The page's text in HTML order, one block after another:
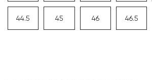
44.5 45 46 46.5